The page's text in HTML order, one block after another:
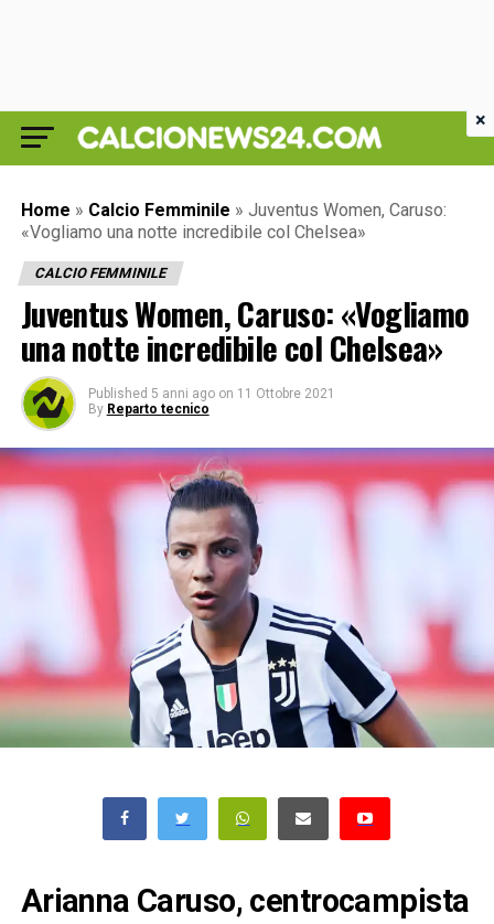
Home » Calcio Femminile » Juventus Women, Caruso:
«Vogliamo una notte incredibile col Chelsea»
CALCIO FEMMINILE
Juventus Women, Caruso: «Vogliamo
una notte incredibile col Chelsea»
Published 5 anni ago on 11 Ottobre 2021
By Reparto tecnico
Arianna Caruso, centrocampista
×